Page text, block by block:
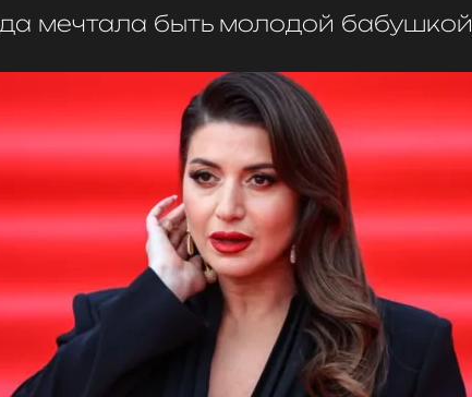
мечтала быть молодой бабушкой